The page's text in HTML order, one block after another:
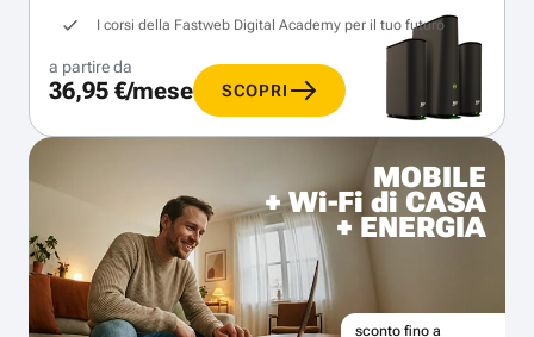
I corsi della Fastweb Digital Academy per il tuo futuro
a partire da
36,95 €/mese SCOPRI
MOBILE
+ Wi-Fi di CASA
+ ENERGIA
sconto fino a